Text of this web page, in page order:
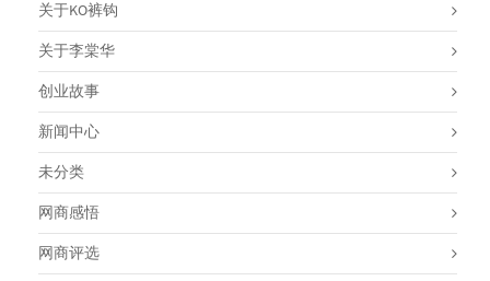
关于KO裤钩
关于李棠华
创业故事
新闻中心
未分类
网商感悟
网商评选